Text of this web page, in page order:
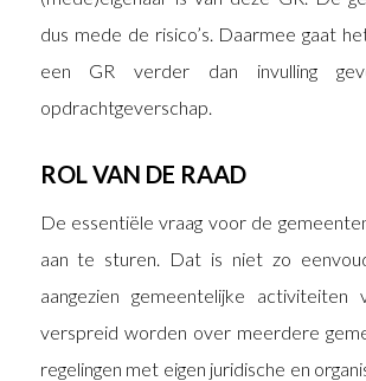
dus mede de risico’s. Daarmee gaat
een GR verder dan invulling
opdrachtgeverschap.
ROL VAN DE RAAD
De essentiële vraag voor de
aan te sturen. Dat is niet zo
aangezien gemeentelijke activiteiten
verspreid worden over meerdere
regelingen met eigen juridische en